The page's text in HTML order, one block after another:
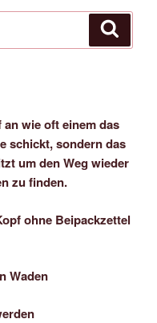
wie oft einem das
schickt, sondern das
um den Weg wieder
zu finden.
ohne Beipackzettel
Waden